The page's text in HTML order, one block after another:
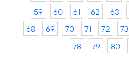
59
60 61 62 63
68
69 70 71 72 73
78
79 80